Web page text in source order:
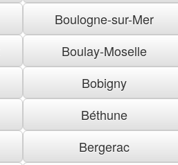
Boulogne-sur-Mer
Boulay-Moselle
Bobigny
Béthune
Bergerac